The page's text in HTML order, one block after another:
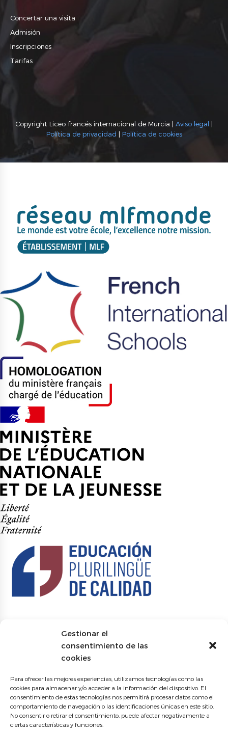
Gestionar el
consentimiento de las
cookies
Para ofrecer las mejores experiencias, utilizamos tecnologías como las
cookies para almacenar y/o acceder a la información del dispositivo. El
consentimiento de estas tecnologías nos permitirá procesar datos como el
comportamiento de navegación o las identificaciones únicas en este sitio.
No consentir o retirar el consentimiento, puede afectar negativamente a
ciertas características y funciones.
Concertar una visita
Admisión
Inscripciones
Tarifas
Copyright Liceo francés internacional de Murcia | Aviso legal |
Política de privacidad | Política de cookies